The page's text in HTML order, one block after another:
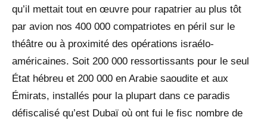
qu’il mettait tout en œuvre pour rapatrier au plus tôt
par avion nos 400 000 compatriotes en péril sur le
théâtre ou à proximité des opérations israélo-
américaines. Soit 200 000 ressortissants pour le seul
État hébreu et 200 000 en Arabie saoudite et aux
Émirats, installés pour la plupart dans ce paradis
défiscalisé qu’est Dubaï où ont fui le fisc nombre de